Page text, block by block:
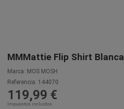
MMMattie Flip Shirt Blanca
Marca: MOS MOSH
Referencia: 144070
119,99 €
Impuestos incluidos